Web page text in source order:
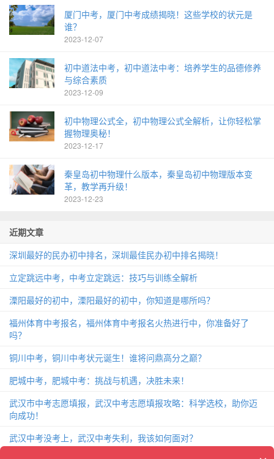
厦门中考，厦门中考成绩揭晓！这些学校的状元是
谁？
2023-12-07
初中道法中考，初中道法中考：培养学生的品德修养
与综合素质
2023-12-09
初中物理公式全，初中物理公式全解析，让你轻松掌
握物理奥秘！
2023-12-17
秦皇岛初中物理什么版本，秦皇岛初中物理版本变
革，教学再升级！
2023-12-23
近期文章
深圳最好的民办初中排名，深圳最佳民办初中排名揭晓！
立定跳远中考，中考立定跳远：技巧与训练全解析
溧阳最好的初中，溧阳最好的初中，你知道是哪所吗？
福州体育中考报名，福州体育中考报名火热进行中，你准备好了
吗？
铜川中考，铜川中考状元诞生！谁将问鼎高分之巅？
肥城中考，肥城中考：挑战与机遇，决胜未来！
武汉市中考志愿填报，武汉中考志愿填报攻略：科学选校，助你迈
向成功！
武汉中考没考上，武汉中考失利，我该如何面对？